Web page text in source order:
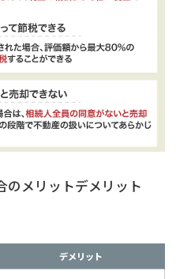
のメリットデメリット
デメリット